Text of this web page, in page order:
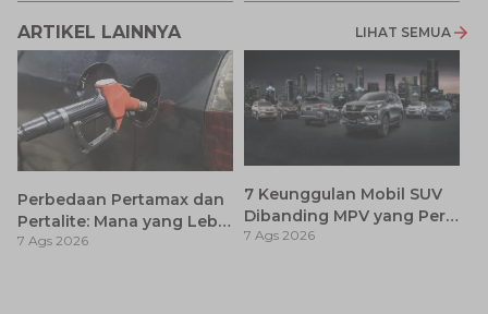
ARTIKEL LAINNYA LIHAT SEMUA
Perbedaan Pertamax dan
Pertalite: Mana yang Lebih
Baik untuk Mobil Toyota
7 Ags 2026
7 Keunggulan Mobil SUV
Dibanding MPV yang Perlu
Anda Ketahui
7 Ags 2026